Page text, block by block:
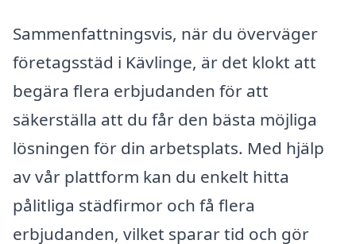
Sammenfattningsvis, när du överväger
företagsstäd i Kävlinge, är det klokt att
begära flera erbjudanden för att
säkerställa att du får den bästa möjliga
lösningen för din arbetsplats. Med hjälp
av vår plattform kan du enkelt hitta
pålitliga städfirmor och få flera
erbjudanden, vilket sparar tid och gör